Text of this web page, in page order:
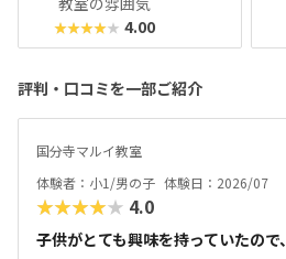
★★★★★ 4.00
評判・口コミを一部ご紹介
国分寺マルイ教室
体験者：小1/男の子 体験日：2026/07
★★★★★ 4.0
子供がとても興味を持っていたので